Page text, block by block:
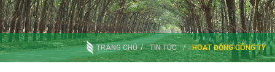
TRANG CHỦ TIN TỨC HOẠT ĐỘNG CÔNG TY